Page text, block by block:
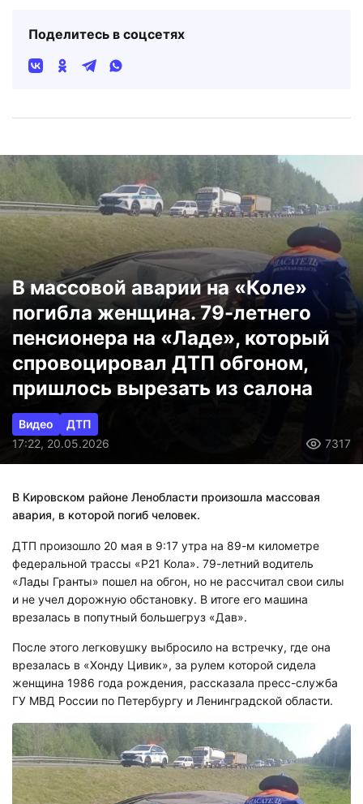
Поделитесь в соцсетях
В массовой аварии на «Коле»
погибла женщина. 79-летнего
пенсионера на «Ладе», который
спровоцировал ДТП обгоном,
пришлось вырезать из салона
Видео
ДТП
17:22, 20.05.2026
7317
В Кировском районе Ленобласти произошла массовая
авария, в которой погиб человек.
ДТП произошло 20 мая в 9:17 утра на 89-м километре
федеральной трассы «Р21 Кола». 79-летний водитель
«Лады Гранты» пошел на обгон, но не рассчитал свои силы
и не учел дорожную обстановку. В итоге его машина
врезалась в попутный большегруз «Дав».
После этого легковушку выбросило на встречку, где она
врезалась в «Хонду Цивик», за рулем которой сидела
женщина 1986 года рождения, рассказала пресс-служба
ГУ МВД России по Петербургу и Ленинградской области.